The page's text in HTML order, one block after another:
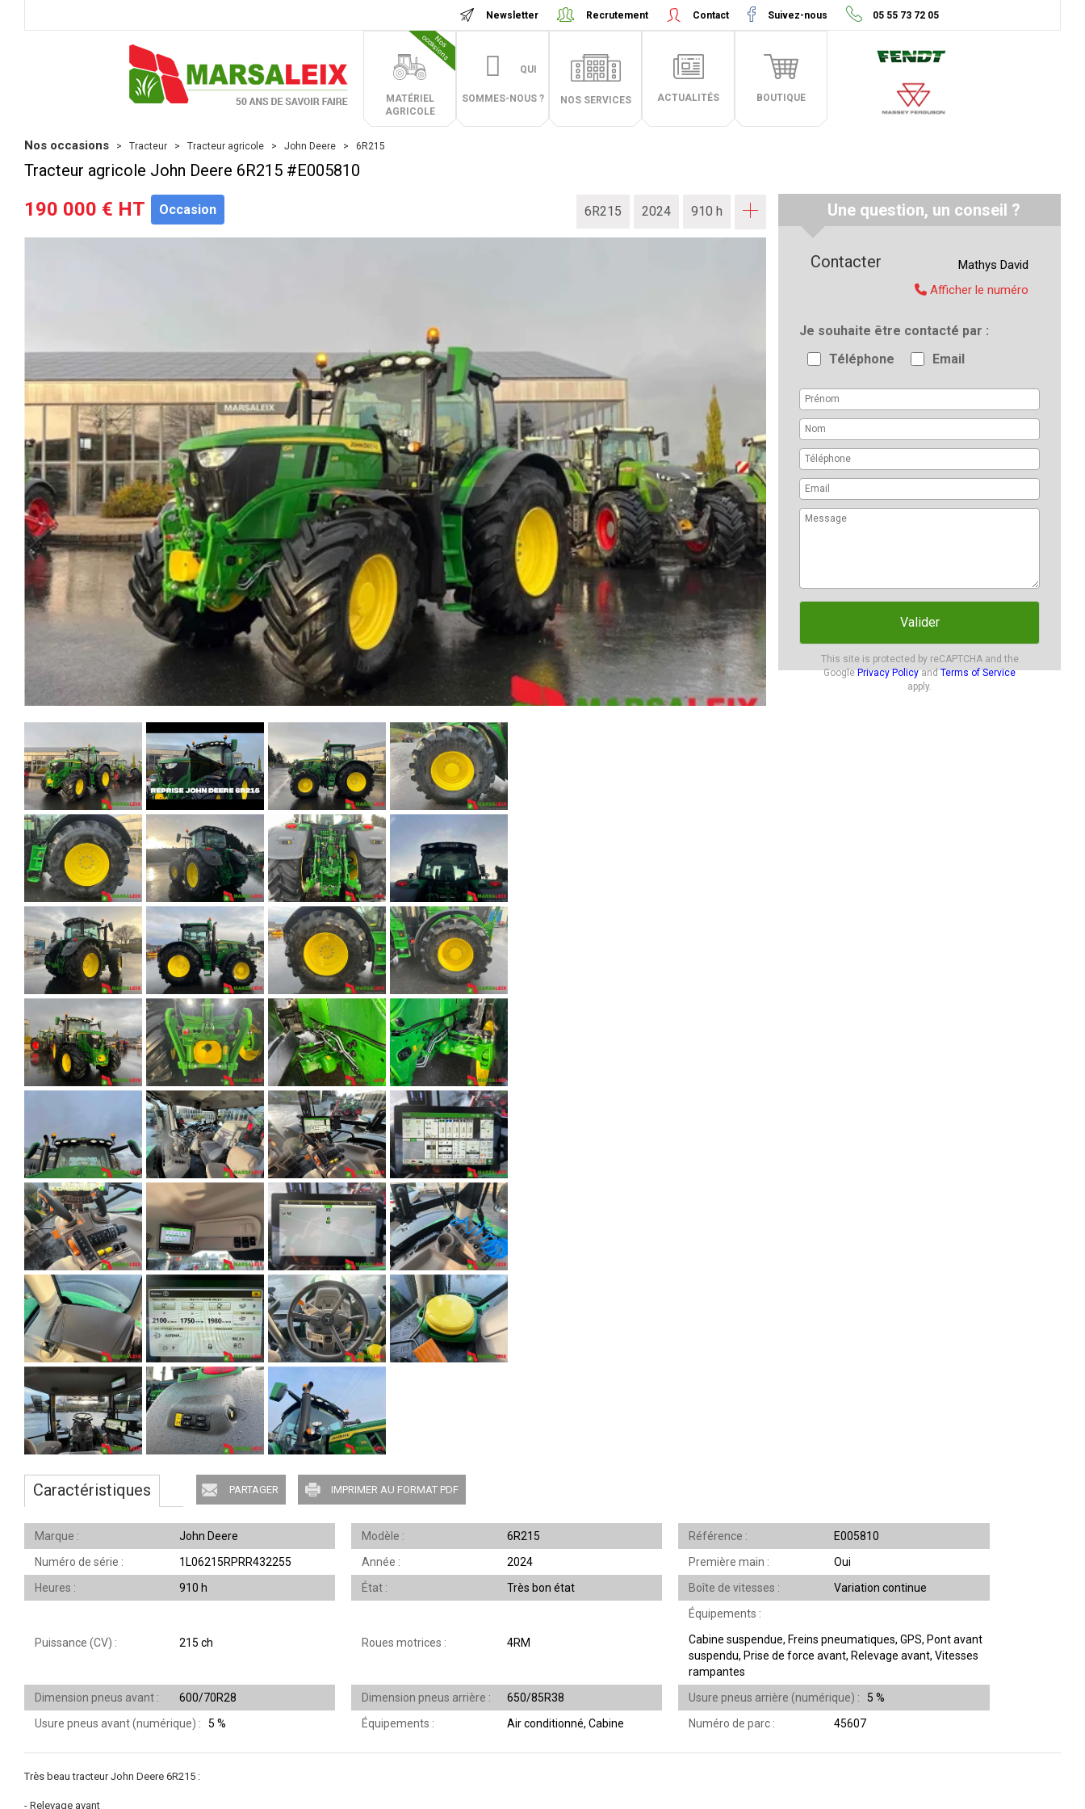
Newsletter Recrutement Contact Suivez-nous 05 55 73 72 05
MATÉRIEL
AGRICOLE
N
o
s
o
c
c
a
s
i
o
n
s
QUI
SOMMES-NOUS ? NOS SERVICES ACTUALITÉS BOUTIQUE
Nos occasions Tracteur Tracteur agricole John Deere 6R215
Tracteur agricole John Deere 6R215 #E005810
190 000 € HT Occasion 6R215 2024 910 h
Caractéristiques PARTAGER IMPRIMER AU FORMAT PDF
Marque John Deere Modèle 6R215 Référence
E005810
Numéro de série
1L06215RPRR432255 Année 2024 Première main
Oui
Heures
910 h État Très bon état Boîte de vitesses Variation continue
Puissance (CV) 215 ch Roues motrices 4RM
Équipements
Cabine suspendue, Freins pneumatiques, GPS, Pont avant
suspendu, Prise de force avant, Relevage avant, Vitesses
rampantes
Dimension pneus avant
600/70R28 Dimension pneus arrière 650/85R38 Usure pneus arrière (numérique)
5 %
Usure pneus avant (numérique)
5 % Équipements Air conditionné, Cabine Numéro de parc 45607
Très beau tracteur John Deere 6R215 :
- Relevage avant
Une question, un conseil ?
Je souhaite être contacté par
Téléphone
Email
Valider
This site is protected by reCAPTCHA and the
GooglePrivacy PolicyandTerms of Service
apply.
Contacter Mathys David
Afficher le numéro